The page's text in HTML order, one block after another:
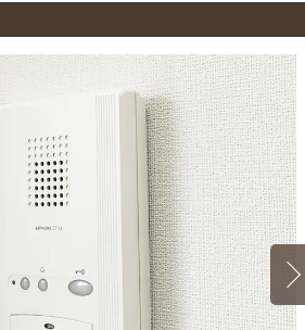
福北ゆたか線6分）→博多駅→徒歩7
校
自転車
20分
(約4.8km)
福北ゆたか線7分）→『博多』バス：
F』→（西鉄バス約13分）→『石城
自転車
17分
(約4.0km)
学校
自転車
18分
(約4.2km)